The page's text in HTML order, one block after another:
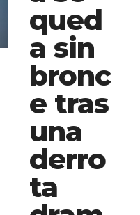
qued
a sin
bronc
e tras
una
derro
ta